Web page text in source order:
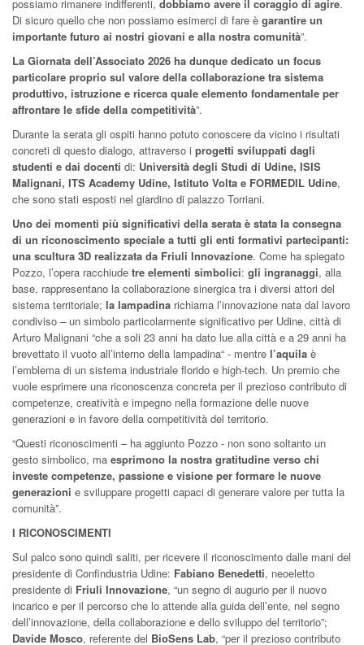
possiamo rimanere indifferenti, dobbiamo avere il coraggio di agire.
Di sicuro quello che non possiamo esimerci di fare è garantire un
importante futuro ai nostri giovani e alla nostra comunità”.
La Giornata dell’Associato 2026 ha dunque dedicato un focus
particolare proprio sul valore della collaborazione tra sistema
produttivo, istruzione e ricerca quale elemento fondamentale per
affrontare le sfide della competitività”.
Durante la serata gli ospiti hanno potuto conoscere da vicino i risultati
concreti di questo dialogo, attraverso i progetti sviluppati dagli
studenti e dai docenti di: Università degli Studi di Udine, ISIS
Malignani, ITS Academy Udine, Istituto Volta e FORMEDIL Udine,
che sono stati esposti nel giardino di palazzo Torriani.
Uno dei momenti più significativi della serata è stata la consegna
di un riconoscimento speciale a tutti gli enti formativi partecipanti:
una scultura 3D realizzata da Friuli Innovazione. Come ha spiegato
Pozzo, l’opera racchiude tre elementi simbolici: gli ingranaggi, alla
base, rappresentano la collaborazione sinergica tra i diversi attori del
sistema territoriale; la lampadina richiama l’innovazione nata dal lavoro
condiviso – un simbolo particolarmente significativo per Udine, città di
Arturo Malignani “che a soli 23 anni ha dato lue alla città e a 29 anni ha
brevettato il vuoto all’interno della lampadina“ - mentre l’aquila è
l’emblema di un sistema industriale florido e high-tech. Un premio che
vuole esprimere una riconoscenza concreta per il prezioso contributo di
competenze, creatività e impegno nella formazione delle nuove
generazioni e in favore della competitività del territorio.
“Questi riconoscimenti – ha aggiunto Pozzo - non sono soltanto un
gesto simbolico, ma esprimono la nostra gratitudine verso chi
investe competenze, passione e visione per formare le nuove
generazioni e sviluppare progetti capaci di generare valore per tutta la
comunità”.
I RICONOSCIMENTI
Sul palco sono quindi saliti, per ricevere il riconoscimento dalle mani del
presidente di Confindustria Udine: Fabiano Benedetti, neoeletto
presidente di Friuli Innovazione, “un segno di augurio per il nuovo
incarico e per il percorso che lo attende alla guida dell’ente, nel segno
dell’innovazione, della collaborazione e dello sviluppo del territorio”;
Davide Mosco, referente del BioSens Lab, “per il prezioso contributo